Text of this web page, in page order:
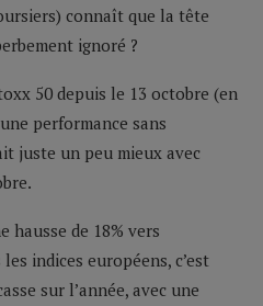
connaît que la tête
ignoré ?
50 depuis le 13 octobre (en
performance sans
juste un peu mieux avec
hausse de 18% vers
indices européens, c’est
sur l’année, avec une